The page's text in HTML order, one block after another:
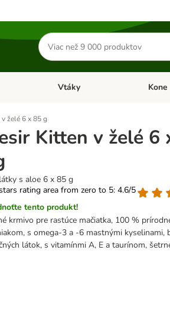
Hľadať
produkty
Otvoriť menu: Malé zvieratá
Vtáky Otvoriť
Kone
želé 6 x 85 g
Kitten v želé 6
s aloe 6 x 85 g
rating area from zero to 5: 4.6/5
tento produkt!
krmivo pre rastúce mačiatka, 100 %
s omega-3 a -6 mastnými kyselinami,
látok, s vitamínmi A, E a taurínom,